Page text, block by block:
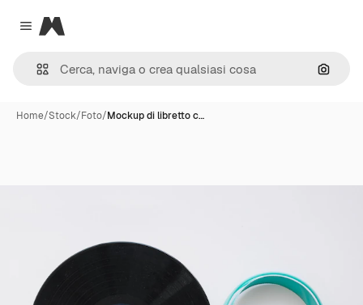
Close menu
Magnific
Cerca
Home/Stock/Foto/Mockup di libretto c…